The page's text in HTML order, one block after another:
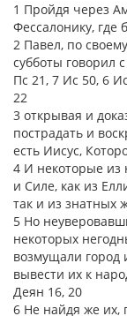
1 Пройдя через
Фессалонику, где
2 Павел, по
субботы говорил
Пс 21, 7 Ис 50, 6
22
3 открывая и
пострадать и
есть Иисус,
4 И некоторые из
и Силе, как из
так и из знатных
5 Но
некоторых
возмущали город
вывести их к
Деян 16, 20
6 Не найдя же их,